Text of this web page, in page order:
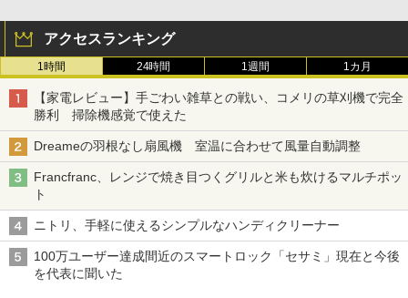
アクセスランキング
1時間 24時間 1週間 1カ月
【家電レビュー】手ごわい雑草との戦い、コメリの草刈機で完全
勝利 掃除機感覚で使えた
Dreameの羽根なし扇風機 室温に合わせて風量自動調整
Francfranc、レンジで焼き目つくグリルと米も炊けるマルチポッ
ト
ニトリ、手軽に使えるシンプルなハンディクリーナー
100万ユーザー達成間近のスマートロック「セサミ」現在と今後
を代表に聞いた